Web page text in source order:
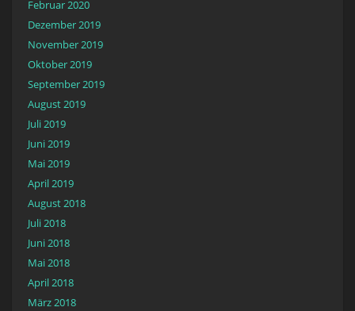
Februar 2020
Dezember 2019
November 2019
Oktober 2019
September 2019
August 2019
Juli 2019
Juni 2019
Mai 2019
April 2019
August 2018
Juli 2018
Juni 2018
Mai 2018
April 2018
März 2018